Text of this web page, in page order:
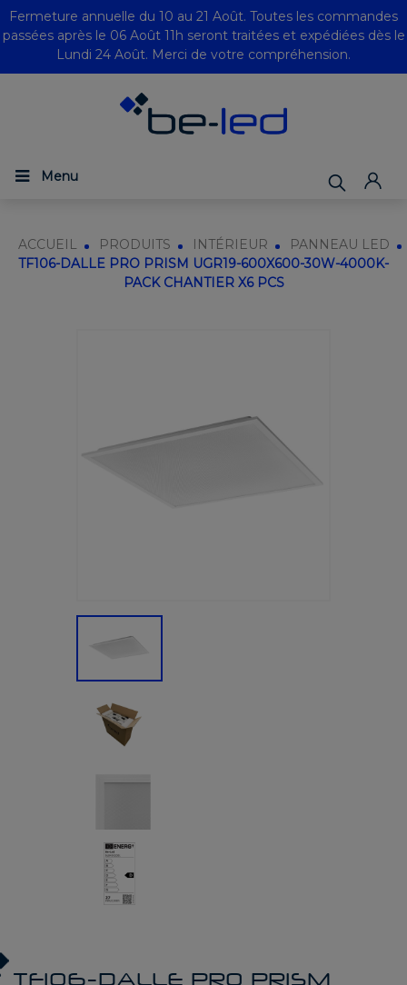
Fermeture annuelle du 10 au 21 Août. Toutes les commandes
passées après le 06 Août 11h seront traitées et expédiées dès le
Lundi 24 Août. Merci de votre compréhension.
Menu
ACCUEIL PRODUITS INTÉRIEUR
PANNEAU LED
TF106-DALLE PRO PRISM UGR19-600X600-30W-4000K-
PACK CHANTIER X6 PCS
TF106-DALLE PRO PRISM